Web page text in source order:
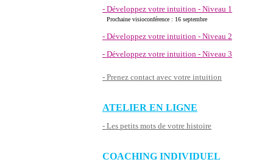
- Développez votre intuition - Niveau 1
Prochaine visioconférence : 16 septembre
- Développez votre intuition - Niveau 2
- Développez votre intuition - Niveau 3
- Prenez contact avec votre intuition
ATELIER EN LIGNE
- Les petits mots de votre histoire
COACHING INDIVIDUEL